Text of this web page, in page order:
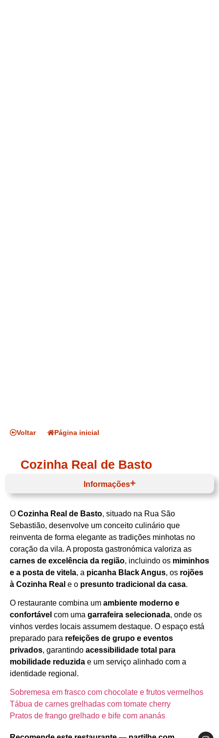
Voltar Página inicial
Cozinha Real de Basto
O Cozinha Real de Basto, situado na Rua São
Sebastião, desenvolve um conceito culinário que
reinventa de forma elegante as tradições minhotas no
coração da vila. A proposta gastronómica valoriza as
carnes de excelência da região, incluindo os miminhos
e a posta de vitela, a picanha Black Angus, os rojões
à Cozinha Real e o presunto tradicional da casa.
O restaurante combina um ambiente moderno e
confortável com uma garrafeira selecionada, onde os
vinhos verdes locais assumem destaque. O espaço está
preparado para refeições de grupo e eventos
privados, garantindo acessibilidade total para
mobilidade reduzida e um serviço alinhado com a
identidade regional.
Sobremesa em frasco com chocolate e frutos vermelhos
Tábua de carnes grelhadas com tomate cherry
Pratos de frango grelhado e bife com ananás
Informações
Horário de funcionamento